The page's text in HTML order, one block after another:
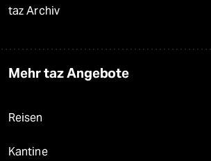
taz Archiv
Mehr taz Angebote
Reisen
Kantine